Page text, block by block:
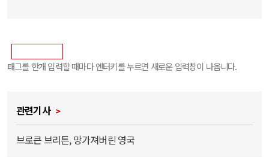
태그를 한개 입력할 때마다 엔터키를 누르면 새로운 입력창이 나옵니다.
관련기사
브로큰 브리튼, 망가져버린 영국